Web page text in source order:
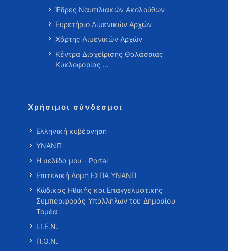
Έδρες Ναυτιλιακών Ακολούθων
Ευρετήριο Λιμενικών Αρχών
Χάρτης Λιμενικών Αρχών
Κέντρα Διαχείρισης Θαλάσσιας
Κυκλοφορίας …
Χρήσιμοι σύνδεσμοι
Ελληνική κυβέρνηση
ΥΝΑΝΠ
Η σελίδα μου - Portal
Επιτελική Δομή ΕΣΠΑ ΥΝΑΝΠ
Κώδικας Ηθικής και Επαγγελματικής
Συμπεριφοράς Υπαλλήλων του Δημοσίου
Τομέα
Ι.Ι.Ε.Ν.
Π.Ο.Ν.